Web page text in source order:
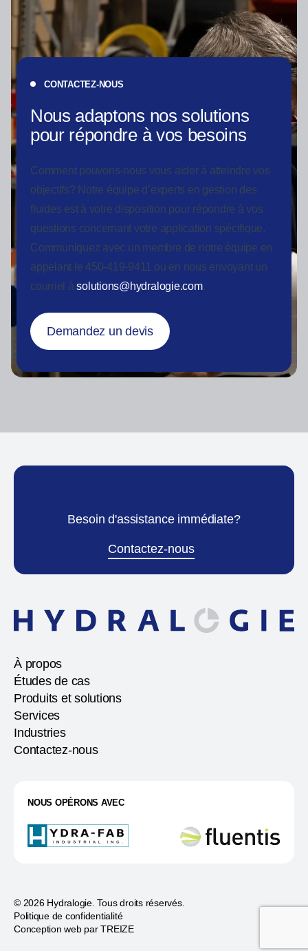
CONTACTEZ-NOUS
Nous adaptons nos solutions
pour répondre à vos besoins
Comment pouvons-nous vous aider à atteindre vos
objectifs? Notre équipe d’experts en gestion des
fluides est à votre disposition pour répondre à vos
questions concernant votre application spécifique.
Communiquez avec un membre de notre équipe en
appelant le 450-419-9411 ou en nous envoyant un
courriel àsolutions@hydralogie.com.
Demandez un devis
Besoin d'assistance immédiate?
Contactez-nous
À propos
Études de cas
Produits et solutions
Services
Industries
Contactez-nous
NOUS OPÉRONS AVEC
© 2026 Hydralogie. Tous droits réservés.
Politique de confidentialité
Conception web parTREIZE